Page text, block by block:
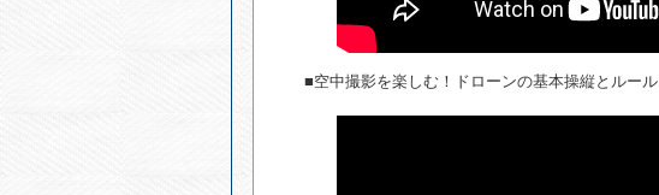
■空中撮影を楽しむ！ドローンの基本操縦とルール